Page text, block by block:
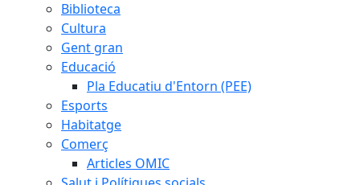
Biblioteca
Cultura
Gent gran
Educació
Pla Educatiu d'Entorn (PEE)
Esports
Habitatge
Comerç
Articles OMIC